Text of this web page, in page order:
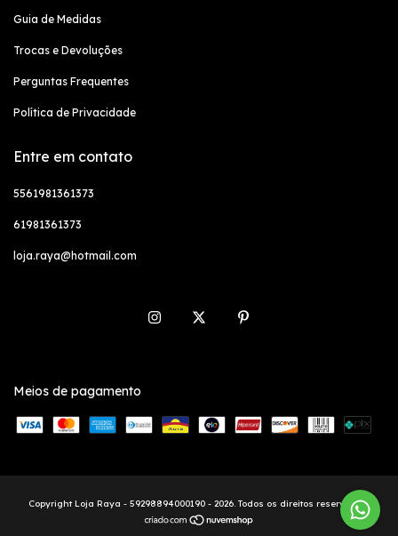
Guia de Medidas
Trocas e Devoluções
Perguntas Frequentes
Política de Privacidade
Entre em contato
5561981361373
61981361373
loja.raya@hotmail.com
Meios de pagamento
Copyright Loja Raya - 59298894000190 - 2026. Todos os direitos reservados.